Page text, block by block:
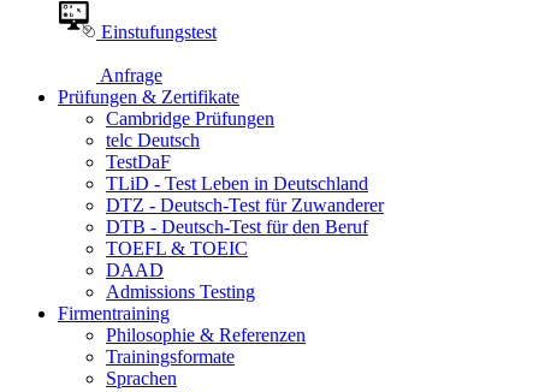
Einstufungstest
Anfrage
Prüfungen & Zertifikate
Cambridge Prüfungen
telc Deutsch
TestDaF
TLiD - Test Leben in Deutschland
DTZ - Deutsch-Test für Zuwanderer
DTB - Deutsch-Test für den Beruf
TOEFL & TOEIC
DAAD
Admissions Testing
Firmentraining
Philosophie & Referenzen
Trainingsformate
Sprachen